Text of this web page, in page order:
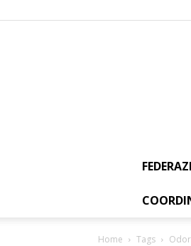
Home Tags